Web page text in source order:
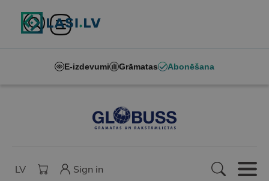
E-izdevumi Grāmatas Abonēšana
LV Sign in